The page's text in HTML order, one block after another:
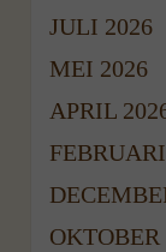
JULI 2026
MEI 2026
APRIL
OKTOBER